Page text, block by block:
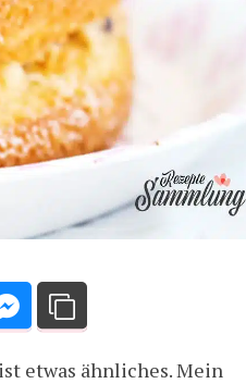
etwas ähnliches. Mein